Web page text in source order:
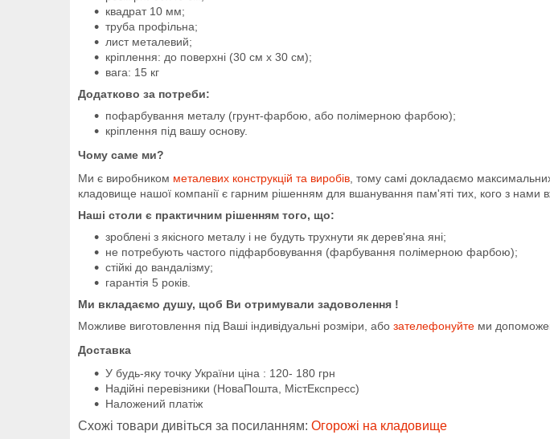
квадрат 10 мм;
труба профільна;
лист металевий;
кріплення: до поверхні (30 см х 30 см);
вага: 15 кг
Додатково за потреби:
пофарбування металу (грунт-фарбою, або полімерною фарбою);
кріплення під вашу основу.
Чому саме ми?
Ми є виробником металевих конструкцій та виробів , тому самі докладаємо
кладовище нашої компанії є гарним рішенням для вшанування пам'яті тих, кого з нами
Наші столи є практичним рішенням того, що:
зроблені з якісного металу і не будуть трухнути як дерев'яна яні;
не потребують частого підфарбовування (фарбування полімерною фарбою);
стійкі до вандалізму;
гарантія 5 років.
Ми вкладаємо душу, щоб Ви отримували задоволення !
Можливе виготовлення під Ваші індивідуальні розміри, або зателефонуйте ми
Доставка
У будь-яку точку України ціна : 120- 180 грн
Надійні перевізники (НоваПошта, МістЕкспресс)
Наложений платіж
Схожі товари дивіться за посиланням: Огорожі на кладовище